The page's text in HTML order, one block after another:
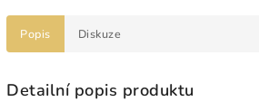
Popis Diskuze
Detailní popis produktu